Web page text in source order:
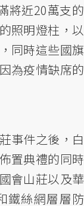
將近20萬支的
照明燈柱，以
同時這些國旗
為疫情缺席的
事件之後，白
置典禮的同時
會山莊以及華
鐵絲網層層防